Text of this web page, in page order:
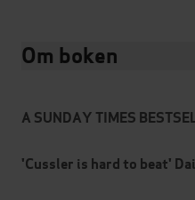
Om boken
A SUNDAY TIMES
'Cussler is hard to beat'